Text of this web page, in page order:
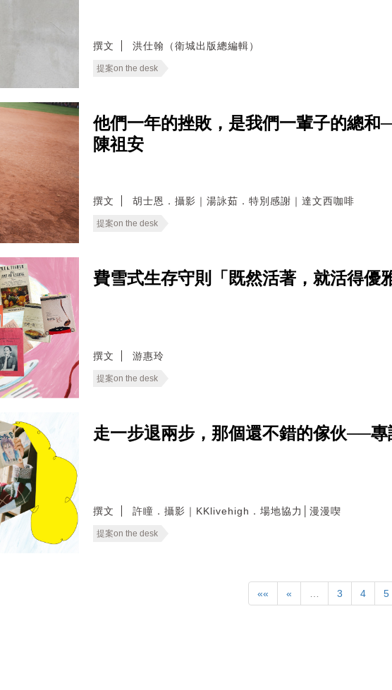
撰文 洪仕翰（衛城出版總編輯）
提案on the desk
他們一年的挫敗，是我們一輩子的總和
陳祖安
撰文 胡士恩．攝影｜湯詠茹．特別感謝｜達文西咖啡
提案on the desk
費雪式生存守則「既然活著，就活得優
撰文 游惠玲
提案on the desk
走一步退兩步，那個還不錯的傢伙──專
撰文 許瞳．攝影｜KKlivehigh．場地協力│漫漫喫
提案on the desk
«« « … 3 4 5